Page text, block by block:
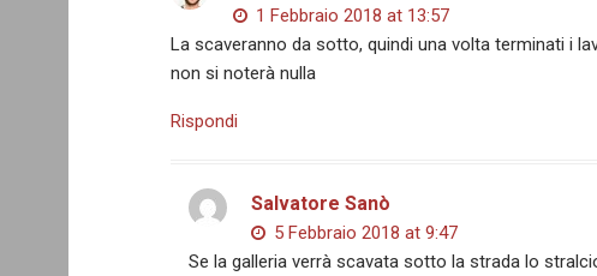
1 Febbraio 2018 at 13:57
La scaveranno da sotto, quindi una volta terminati i
non si noterà nulla
Rispondi
Salvatore Sanò
5 Febbraio 2018 at 9:47
Se la galleria verrà scavata sotto la strada lo